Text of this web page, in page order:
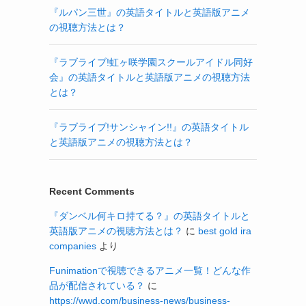
『ルパン三世』の英語タイトルと英語版アニメ
の視聴方法とは？
『ラブライブ!虹ヶ咲学園スクールアイドル同好
会』の英語タイトルと英語版アニメの視聴方法
とは？
『ラブライブ!サンシャイン!!』の英語タイトル
と英語版アニメの視聴方法とは？
Recent Comments
『ダンベル何キロ持てる？』の英語タイトルと
英語版アニメの視聴方法とは？ に best gold ira
companies より
Funimationで視聴できるアニメ一覧！どんな作
品が配信されている？ に
https://wwd.com/business-news/business-